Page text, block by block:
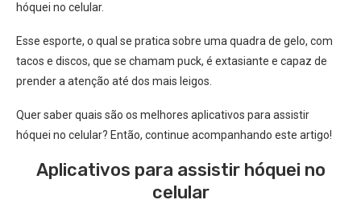
hóquei no celular.
Esse esporte, o qual se pratica sobre uma quadra de gelo, com
tacos e discos, que se chamam puck, é extasiante e capaz de
prender a atenção até dos mais leigos.
Quer saber quais são os melhores aplicativos para assistir
hóquei no celular? Então, continue acompanhando este artigo!
Aplicativos para assistir hóquei no
celular